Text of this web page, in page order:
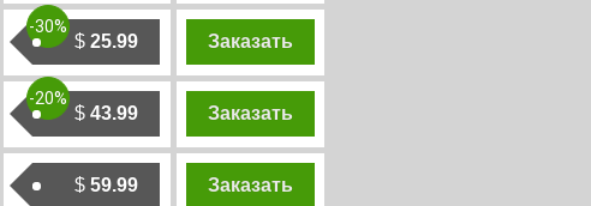
$ 25.99
-30%
Заказать
$ 43.99
-20%
Заказать
$ 59.99 Заказать